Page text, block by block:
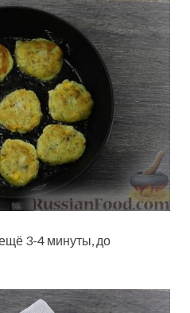
3-4 минуты, до